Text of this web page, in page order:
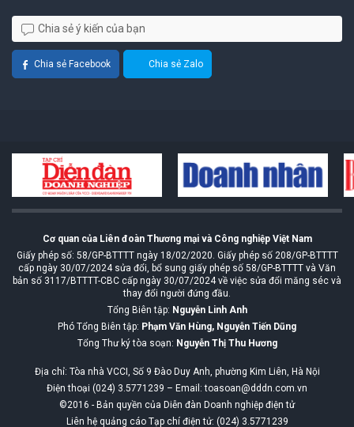
Chia sẻ ý kiến của bạn
Chia sẻ Facebook Chia sẻ Zalo
Cơ quan của Liên đoàn Thương mại và Công nghiệp Việt Nam
Giấy phép số: 58/GP-BTTTT ngày 18/02/2020. Giấy phép số 208/GP-BTTTT
cấp ngày 30/07/2024 sửa đổi, bổ sung giấy phép số 58/GP-BTTTT và Văn
bản số 3117/BTTTT-CBC cấp ngày 30/07/2024 về việc sửa đổi măng séc và
thay đổi người đứng đầu.
Tổng Biên tập: Nguyễn Linh Anh
Phó Tổng Biên tập: Phạm Văn Hùng, Nguyễn Tiến Dũng
Tổng Thư ký tòa soạn: Nguyễn Thị Thu Hương
Địa chỉ: Tòa nhà VCCI, Số 9 Đào Duy Anh, phường Kim Liên, Hà Nội
Điện thoại (024) 3.5771239 – Email: toasoan@dddn.com.vn
©2016 - Bản quyền của Diễn đàn Doanh nghiệp điện tử
Liên hệ quảng cáo Tạp chí điện tử: (024) 3.5771239